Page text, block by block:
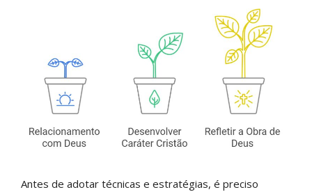
Antes de adotar técnicas e estratégias, é preciso